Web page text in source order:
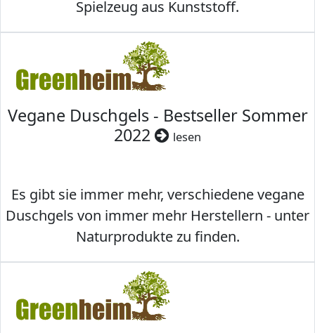
Spielzeug aus Kunststoff.
Vegane Duschgels - Bestseller Sommer
2022
lesen
Es gibt sie immer mehr, verschiedene vegane
Duschgels von immer mehr Herstellern - unter
Naturprodukte zu finden.